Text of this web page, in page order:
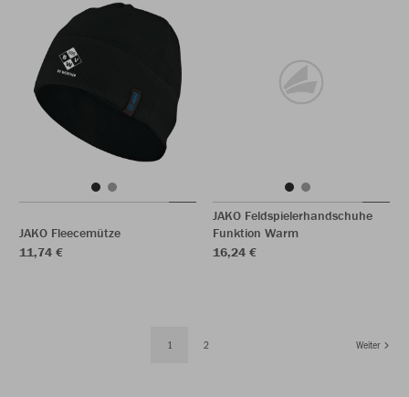
JAKO Fleecemütze
11,74 €
JAKO Feldspielerhandschuhe
Funktion Warm
16,24 €
1 2 Weiter